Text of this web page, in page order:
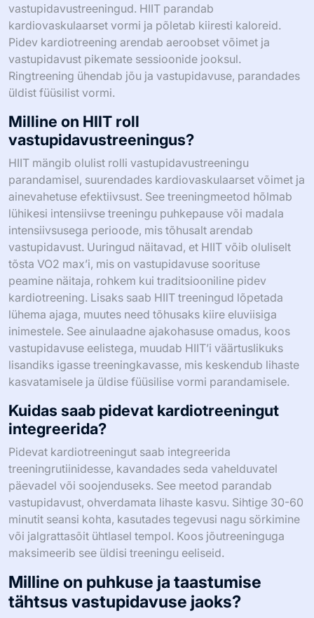
vastupidavustreeningud. HIIT parandab
kardiovaskulaarset vormi ja põletab kiiresti kaloreid.
Pidev kardiotreening arendab aeroobset võimet ja
vastupidavust pikemate sessioonide jooksul.
Ringtreening ühendab jõu ja vastupidavuse, parandades
üldist füüsilist vormi.
Milline on HIIT roll
vastupidavustreeningus?
HIIT mängib olulist rolli vastupidavustreeningu
parandamisel, suurendades kardiovaskulaarset võimet ja
ainevahetuse efektiivsust. See treeningmeetod hõlmab
lühikesi intensiivse treeningu puhkepause või madala
intensiivsusega perioode, mis tõhusalt arendab
vastupidavust. Uuringud näitavad, et HIIT võib oluliselt
tõsta VO2 max’i, mis on vastupidavuse soorituse
peamine näitaja, rohkem kui traditsiooniline pidev
kardiotreening. Lisaks saab HIIT treeningud lõpetada
lühema ajaga, muutes need tõhusaks kiire eluviisiga
inimestele. See ainulaadne ajakohasuse omadus, koos
vastupidavuse eelistega, muudab HIIT’i väärtuslikuks
lisandiks igasse treeningkavasse, mis keskendub lihaste
kasvatamisele ja üldise füüsilise vormi parandamisele.
Kuidas saab pidevat kardiotreeningut
integreerida?
Pidevat kardiotreeningut saab integreerida
treeningrutiinidesse, kavandades seda vahelduvatel
päevadel või soojenduseks. See meetod parandab
vastupidavust, ohverdamata lihaste kasvu. Sihtige 30-60
minutit seansi kohta, kasutades tegevusi nagu sörkimine
või jalgrattasõit ühtlasel tempol. Koos jõutreeninguga
maksimeerib see üldisi treeningu eeliseid.
Milline on puhkuse ja taastumise
tähtsus vastupidavuse jaoks?